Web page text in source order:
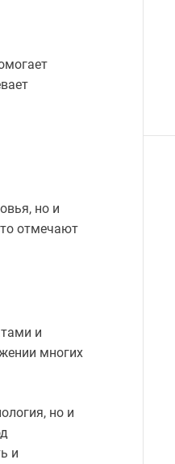
но и
отмечают
и
многих
но и
и